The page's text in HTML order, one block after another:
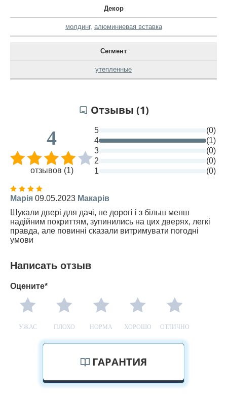
Декор
молдинг, алюминиевая вставка
Сегмент
утепленные
Отзывы (1)
4
отзывов (1)
5
(0)
4
(1)
3
(0)
2
(0)
1
(0)
Марія 09.05.2023 Макарів
Шукали двері для дачі, не дорогі і з більш менш
надійним покриттям, зупинились на цих дверях, легкі
правда, але повинні сказали витримувати погодні
умови
Написать отзыв
Оцените*
УЖАС ПЛОХО НОРМА ХОРОШО ОТЛИЧНО
ГАРАНТИЯ